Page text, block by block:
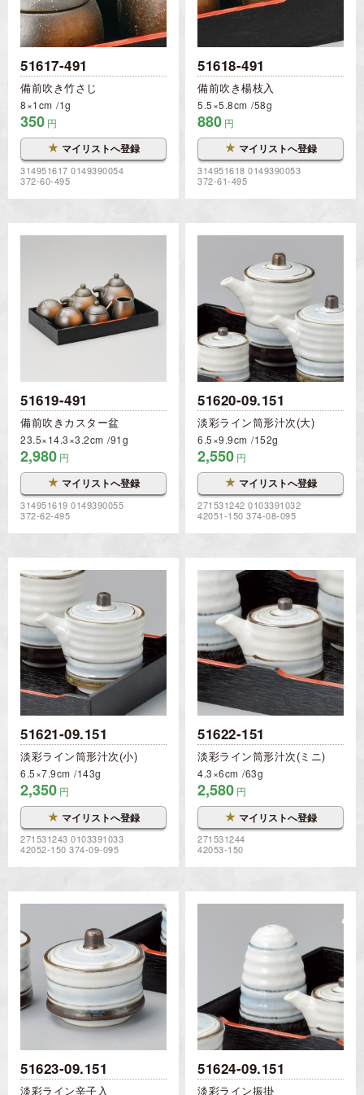
51617-491
備前吹き竹さじ
8×1cm 1g
350 円
★ マイリストへ登録
314951617 0149390054
372-60-495
51618-491
備前吹き楊枝入
5.5×5.8cm 58g
880 円
★ マイリストへ登録
314951618 0149390053
372-61-495
51619-491
備前吹きカスター盆
23.5×14.3×3.2cm 91g
2,980 円
★ マイリストへ登録
314951619 0149390055
372-62-495
51620-09.151
淡彩ライン筒形汁次(大)
6.5×9.9cm 152g
2,550 円
★ マイリストへ登録
271531242 0103391032
42051-150 374-08-095
51621-09.151
淡彩ライン筒形汁次(小)
6.5×7.9cm 143g
2,350 円
★ マイリストへ登録
271531243 0103391033
42052-150 374-09-095
51622-151
淡彩ライン筒形汁次(ミニ)
4.3×6cm 63g
2,580 円
★ マイリストへ登録
271531244
42053-150
51623-09.151
淡彩ライン辛子入
51624-09.151
淡彩ライン振掛